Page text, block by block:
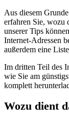
Aus diesem
erfahren Sie, wozu
unserer Tips
Internet-Adressen
außerdem eine
Im dritten Teil des
wie Sie am
komplett
Wozu dient